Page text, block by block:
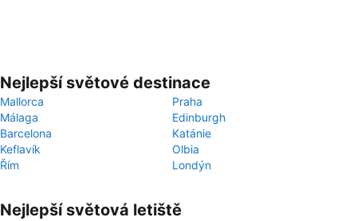
Nejlepší světové destinace
Mallorca
Praha
Málaga
Edinburgh
Barcelona
Katánie
Keflavík
Olbia
Řím
Londýn
Nejlepší světová letiště